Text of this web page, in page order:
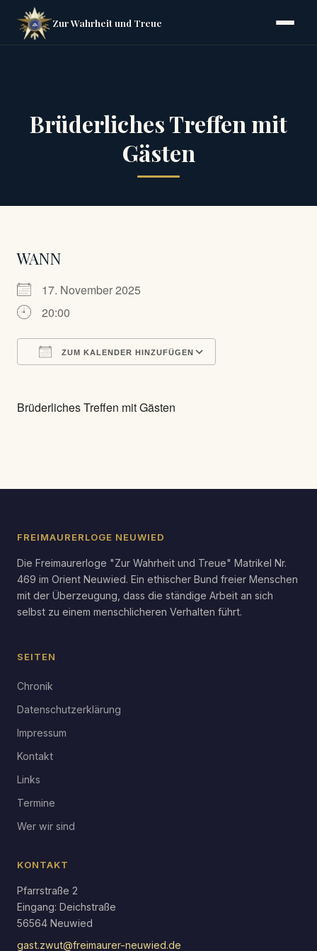
Zur Wahrheit und Treue
Brüderliches Treffen mit
Gästen
WANN
17. November 2025
20:00
ZUM KALENDER HINZUFÜGEN
Brüderliches Treffen mit Gästen
FREIMAURERLOGE NEUWIED
Die Freimaurerloge "Zur Wahrheit und Treue" Matrikel Nr.
469 im Orient Neuwied. Ein ethischer Bund freier Menschen
mit der Überzeugung, dass die ständige Arbeit an sich
selbst zu einem menschlicheren Verhalten führt.
SEITEN
Chronik
Datenschutzerklärung
Impressum
Kontakt
Links
Termine
Wer wir sind
KONTAKT
Pfarrstraße 2
Eingang: Deichstraße
56564 Neuwied
gast.zwut@freimaurer-neuwied.de